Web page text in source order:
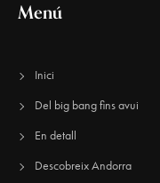
Menú
Inici
Del big bang fins avui
En detall
Descobreix Andorra